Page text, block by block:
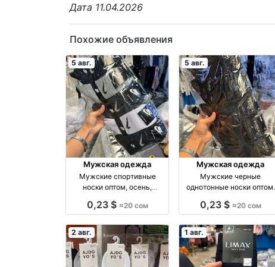
Дата 11.04.2026
Похожие объявления
5 авг.
Мужская одежда
Мужские спортивные
носки оптом, осень,
производство Россия
0,23 $ ≈20 сом
5 авг.
Мужская одежда
Мужские черные
однотонные носки оптом,
производство Россия
0,23 $ ≈20 сом
2 авг. 1 авг.